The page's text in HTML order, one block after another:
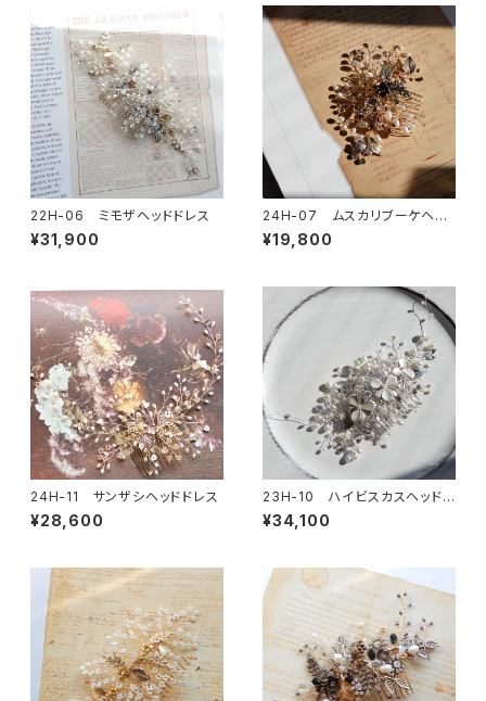
22H-06 ミモザヘッドドレス
¥31,900
24H-07 ムスカリブーケヘッ
ドドレス
¥19,800
24H-11 サンザシヘッドドレス
¥28,600
23H-10 ハイビスカスヘッドド
レス
¥34,100